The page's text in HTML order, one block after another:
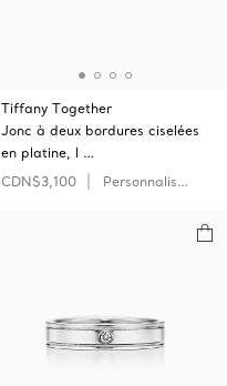
Tiffany Together
Jonc à deux bordures ciselées
en platine, l …
CDN$3,100
Personnaliser